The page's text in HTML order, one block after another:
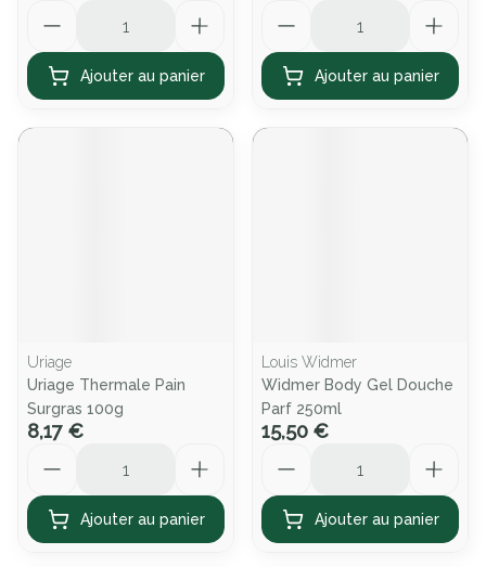
Ajouter au panier Ajouter au panier
Uriage
Uriage Thermale Pain
Surgras 100g
8,17 €
Ajouter au panier
Louis Widmer
Widmer Body Gel Douche
Parf 250ml
15,50 €
Ajouter au panier